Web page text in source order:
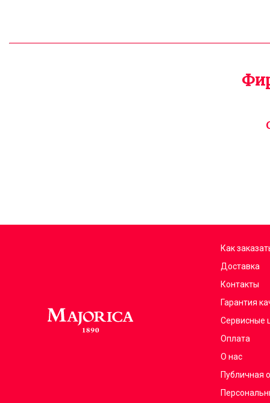
Как
Доставка
Контакты
Гарантия
Сервисные
Оплата
О нас
Публичная